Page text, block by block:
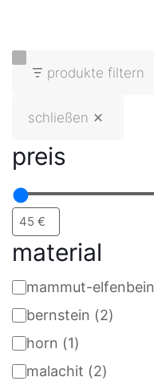
produkte filtern
schließen
preis
material
material
mammut-elfenbein
bernstein (2)
horn (1)
malachit (2)